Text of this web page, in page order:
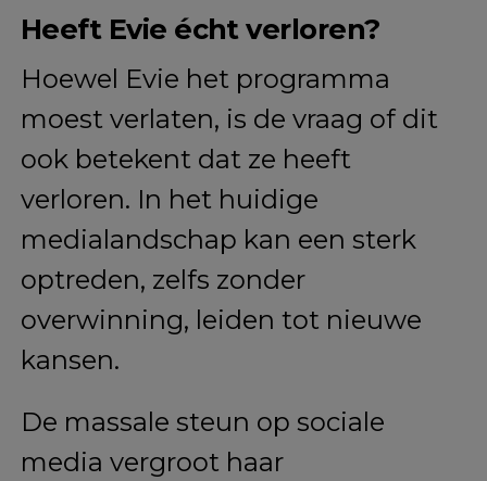
Heeft Evie écht verloren?
Hoewel Evie het programma
moest verlaten, is de vraag of dit
ook betekent dat ze heeft
verloren. In het huidige
medialandschap kan een sterk
optreden, zelfs zonder
overwinning, leiden tot nieuwe
kansen.
De massale steun op sociale
media vergroot haar